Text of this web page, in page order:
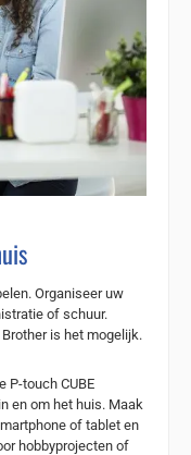
Organiseer uw
of schuur.
is het mogelijk.
P-touch CUBE
en om het huis. Maak
of tablet en
hobbyprojecten of